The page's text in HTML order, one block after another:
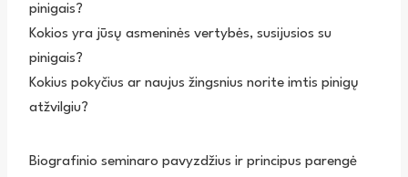
pinigais?
Kokios yra jūsų asmeninės vertybės, susijusios su
pinigais?
Kokius pokyčius ar naujus žingsnius norite imtis pinigų
atžvilgiu?
Biografinio seminaro pavyzdžius ir principus parengė